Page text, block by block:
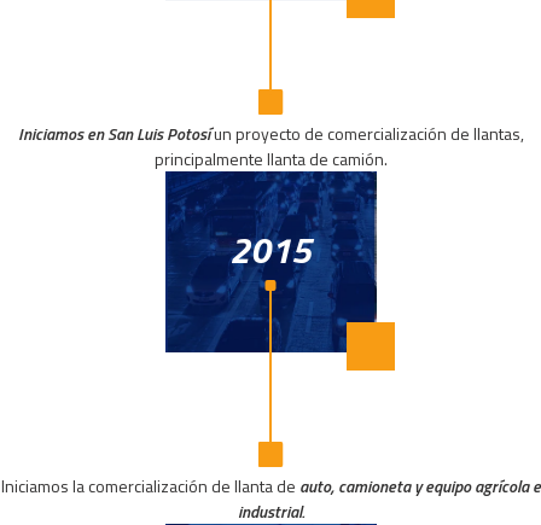
Iniciamos en San Luis Potosíun proyecto de comercialización de llantas,
principalmente llanta de camión.
2015
Iniciamos la comercialización de llanta de auto, camioneta y equipo agrícola e
industrial.